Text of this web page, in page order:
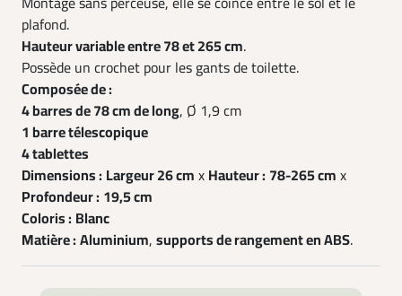
plafond.
Hauteur variable entre 78 et 265 cm.
Possède un crochet pour les gants de toilette.
Composée de :
4 barres de 78 cm de long, Ø 1,9 cm
1 barre télescopique
4 tablettes
Dimensions : Largeur 26 cm x Hauteur : 78-265 cm x
Profondeur : 19,5 cm
Coloris : Blanc
Matière : Aluminium, supports de rangement en ABS.